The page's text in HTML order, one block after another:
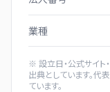
業種
※ 設立日・公式サイト
出典としています。
ています。